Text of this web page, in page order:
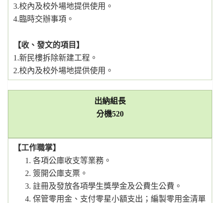
3.校內及校外場地提供使用。
4.臨時交辦事項。
【收、發文的項目】
1.新民樓拆除新建工程。
2.校內及校外場地提供使用。
出納組長
分機520
【工作職掌】
各項公庫收支等業務。
簽開公庫支票。
註冊及發放各項學生獎學金及公費生公費。
保管零用金、支付零星小額支出；編製零用金清單